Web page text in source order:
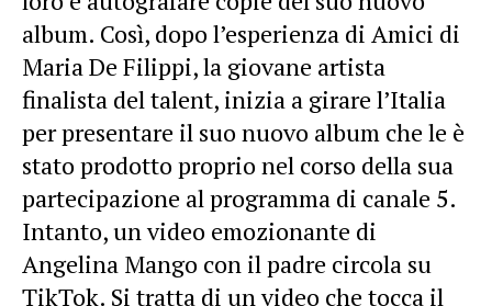
album. Così, dopo l’esperienza di Amici di
Maria De Filippi, la giovane artista
finalista del talent, inizia a girare l’Italia
per presentare il suo nuovo album che le è
stato prodotto proprio nel corso della sua
partecipazione al programma di canale 5.
Intanto, un video emozionante di
Angelina Mango con il padre circola su
TikTok. Si tratta di un video che tocca il